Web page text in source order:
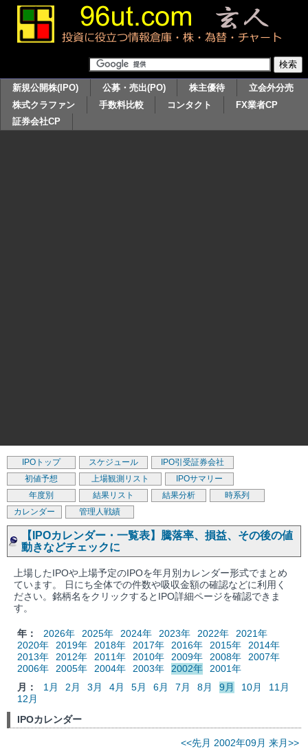
新規公開株(IPO) 公募・売出(PO) 株主優待
立会外分売
株式クラファン
手数料比較 コンタクト
FX業者CP
証券会社CP
IPOトップ スケジュール
IPO引受証券会社
初値予想
上場観測リスト
IPOサマリー
年度別
結果リスト 結果分析
時系列
カレンダー
管理人戦績
【IPOカレンダー・一覧表】騰落率、損益、その後の値
動きなどチェックに
上場したIPOや上場予定のIPOを年月別カレンダー形式でまとめ
ています。 日にち全体での件数や吸収金額の確認などに利用く
ださい。銘柄名をクリックするとIPO詳細ページを確認できま
す。
年： 2026年 2025年 2024年 2023年 2022年
2021年
2020年
2019年 2018年 2017年 2016年 2015年
2014年
2013年
2012年 2011年 2010年 2009年 2008年
2007年
2006年
2005年 2004年 2003年 2002年
2001年
月：
1月 2月 3月 4月 5月 6月 7月 8月 9月 10月
11月
12月
IPOカレンダー
<<先月 2002年09月 来月>>